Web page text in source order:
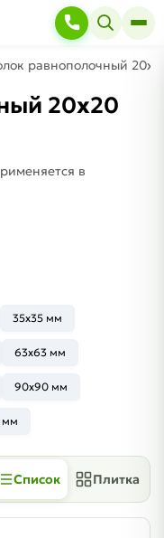
равнополочный
20х20
в
35x35 мм
63x63 мм
90x90 мм
мм
Список Плитка